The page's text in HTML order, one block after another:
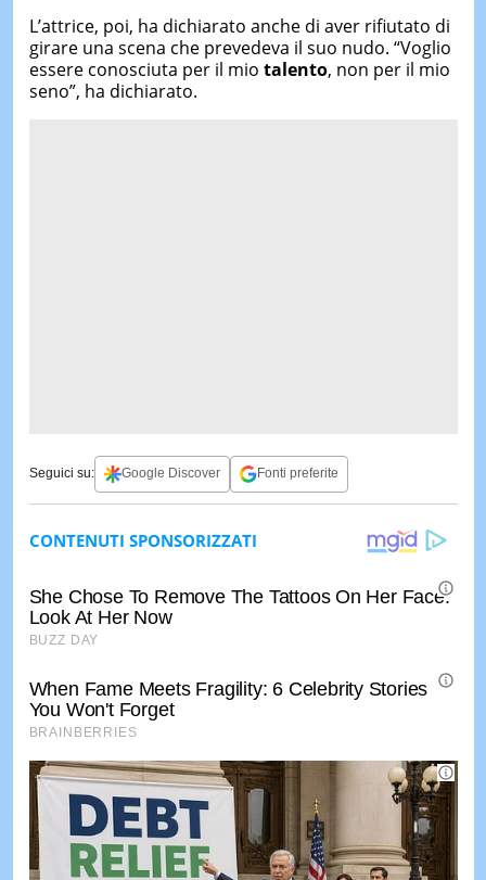
L’attrice, poi, ha dichiarato anche di aver rifiutato di
girare una scena che prevedeva il suo nudo. “Voglio
essere conosciuta per il mio talento, non per il mio
seno”, ha dichiarato.
Seguici su: Google Discover Fonti preferite